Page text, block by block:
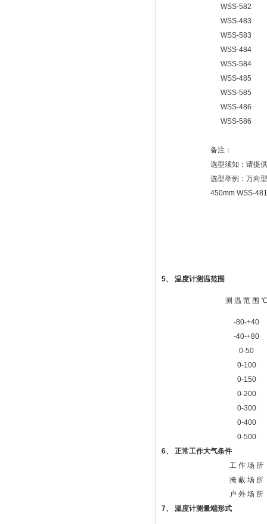
WSS-582
WSS-483
WSS-583
WSS-484
WSS-584
WSS-485
WSS-585
WSS-486
WSS-586
备注：
选型须知：请提
选型举例：万向
450mm WSS-
5、 温度计测温范围
测 温 范 围
-80-+40
-40-+80
0-50
0-100
0-150
0-200
0-300
0-400
0-500
6、 正常工作大气条件
工 作 场 所
掩 蔽 场 所
户 外 场 所
7、 温度计测量端形式